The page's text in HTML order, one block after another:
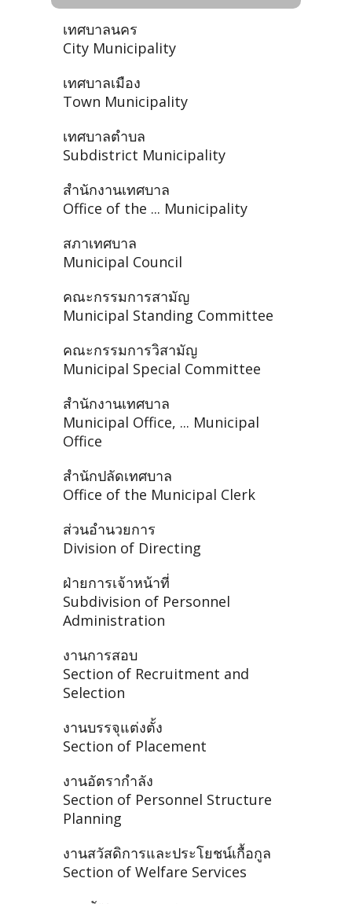
เทศบาลนคร
City Municipality
เทศบาลเมือง
Town Municipality
เทศบาลตำบล
Subdistrict Municipality
สำนักงานเทศบาล
Office of the ... Municipality
สภาเทศบาล
Municipal Council
คณะกรรมการสามัญ
Municipal Standing Committee
คณะกรรมการวิสามัญ
Municipal Special Committee
สำนักงานเทศบาล
Municipal Office, ... Municipal
Office
สำนักปลัดเทศบาล
Office of the Municipal Clerk
ส่วนอำนวยการ
Division of Directing
ฝ่ายการเจ้าหน้าที่
Subdivision of Personnel
Administration
งานการสอบ
Section of Recruitment and
Selection
งานบรรจุแต่งตั้ง
Section of Placement
งานอัตรากำลัง
Section of Personnel Structure
Planning
งานสวัสดิการและประโยชน์เกื้อกูล
Section of Welfare Services